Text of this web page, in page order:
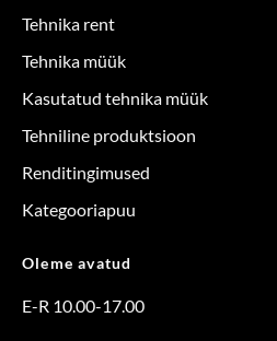
Tehnika rent
Tehnika müük
Kasutatud tehnika müük
Tehniline produktsioon
Renditingimused
Kategooriapuu
Oleme avatud
E-R 10.00-17.00